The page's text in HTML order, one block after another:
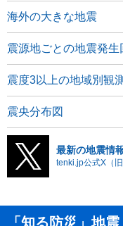
海外の大きな地震
震源地ごとの地震発生
震度3以上の地域別観
震央分布図
最新の地震情
tenki.jp公式X（
「知る防災」地震